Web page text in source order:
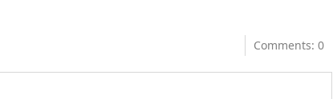
Comments: 0